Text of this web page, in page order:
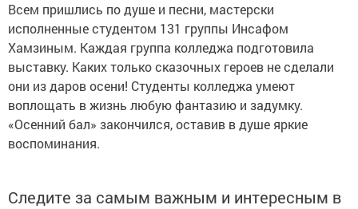
Всем пришлись по душе и песни, мастерски
исполненные студентом 131 группы Инсафом
Хамзиным. Каждая группа колледжа подготовила
выставку. Каких только сказочных героев не сделали
они из даров осени! Студенты колледжа умеют
воплощать в жизнь любую фантазию и задумку.
«Осенний бал» закончился, оставив в душе яркие
воспоминания.
Следите за самым важным и интересным в